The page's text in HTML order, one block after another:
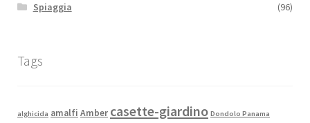
Spiaggia
(96)
Tags
alghicida amalfi Amber casette-giardino Dondolo Panama